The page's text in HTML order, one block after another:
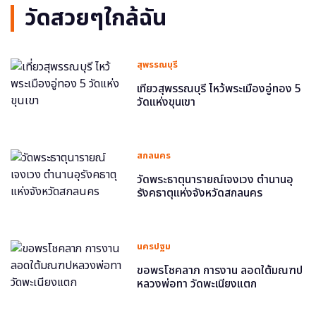
วัดสวยๆใกล้ฉัน
สุพรรณบุรี
เที่ยวสุพรรณบุรี ไหว้พระเมืองอู่ทอง 5
วัดแห่งขุนเขา
สกลนคร
วัดพระธาตุนารายณ์เจงเวง ตำนานอุ
รังคธาตุแห่งจังหวัดสกลนคร
นครปฐม
ขอพรโชคลาภ การงาน ลอดใต้มณฑป
หลวงพ่อทา วัดพะเนียงแตก